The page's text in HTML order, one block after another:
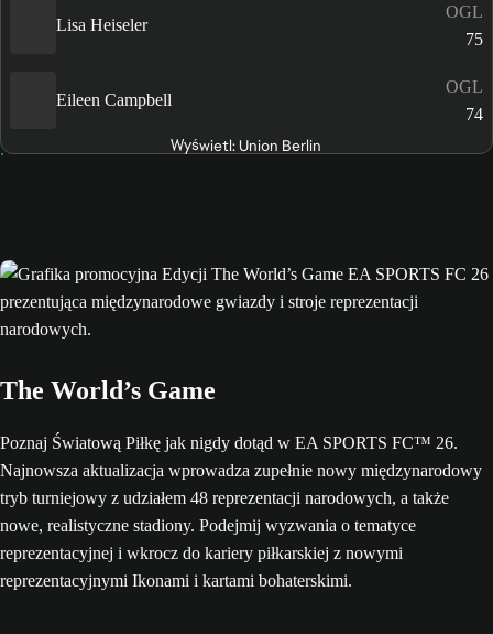
Lisa Heiseler
OGL
75
Eileen Campbell
OGL
74
Wyświetl: Union Berlin
The World’s Game
Poznaj Światową Piłkę jak nigdy dotąd w EA SPORTS FC™ 26.
Najnowsza aktualizacja wprowadza zupełnie nowy międzynarodowy
tryb turniejowy z udziałem 48 reprezentacji narodowych, a także
nowe, realistyczne stadiony. Podejmij wyzwania o tematyce
reprezentacyjnej i wkrocz do kariery piłkarskiej z nowymi
reprezentacyjnymi Ikonami i kartami bohaterskimi.